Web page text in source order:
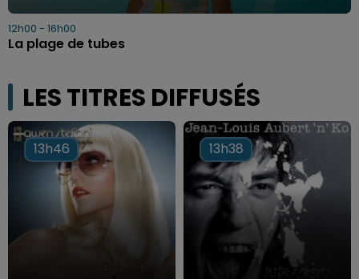
12h00 - 16h00
La plage de tubes
LES TITRES DIFFUSÉS
13h46
13h46 13h38
13h38